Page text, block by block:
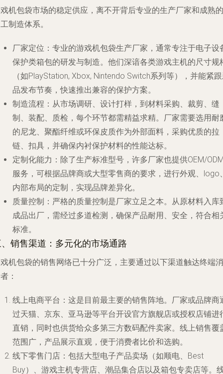
机包袋市场的稳定供应，离不开背后专业的生产厂家和成熟的
制造体系。
厂家定位 ：专业的游戏机包袋生产厂家，通常专注于电子设
保护类箱包的研发与制造。他们深谙各类游戏主机的尺寸规
（如PlayStation, Xbox, Nintendo Switch系列等），并能紧
品发布节奏，快速推出兼容的保护方案。
制造流程 ：从市场调研、设计打样，到材料采购、裁剪、缝
制、装配、质检，每个环节都需精益求精。厂家需要选用耐
的尼龙、聚酯纤维或环保皮质作为外部面料，采购优质的拉
链、扣具，并确保内衬保护材料的性能达标。
定制化能力 ：除了生产标准型号，许多厂家也提供OEM/
服务，可根据品牌商或大型零售商的要求，进行外观、logo
内部布局的定制，实现品牌差异化。
质量控制 ：严格的质量控制是厂家立足之本。从原材料入库
成品出厂，需经过多道检测，确保产品耐用、安全，符合相
标准。
销售渠道：多元化的市场通路
机包袋的销售网络已十分广泛，主要通过以下渠道触达终端消
：
线上电商平台 ：这是目前最主要的销售阵地。厂家或品牌商
过天猫、京东、亚马逊等平台开设官方旗舰店或授权店铺进
直销，同时也供货给众多第三方数码配件卖家。线上销售覆
范围广，产品展示直观，便于消费者比价和选购。
线下零售门店 ：包括大型电子产品卖场（如顺电、Best
Buy）、游戏主机专营店、潮品集合店以及箱包专卖店等。